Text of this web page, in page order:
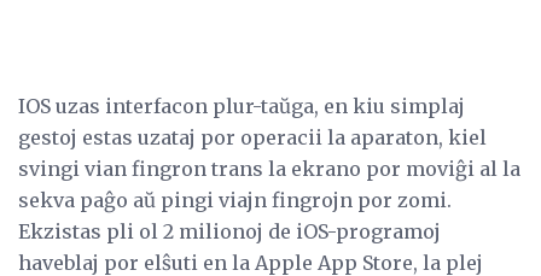
IOS uzas interfacon plur-taŭga, en kiu simplaj
gestoj estas uzataj por operacii la aparaton, kiel
svingi vian fingron trans la ekrano por moviĝi al la
sekva paĝo aŭ pingi viajn fingrojn por zomi.
Ekzistas pli ol 2 milionoj de iOS-programoj
haveblaj por elŝuti en la Apple App Store, la plej